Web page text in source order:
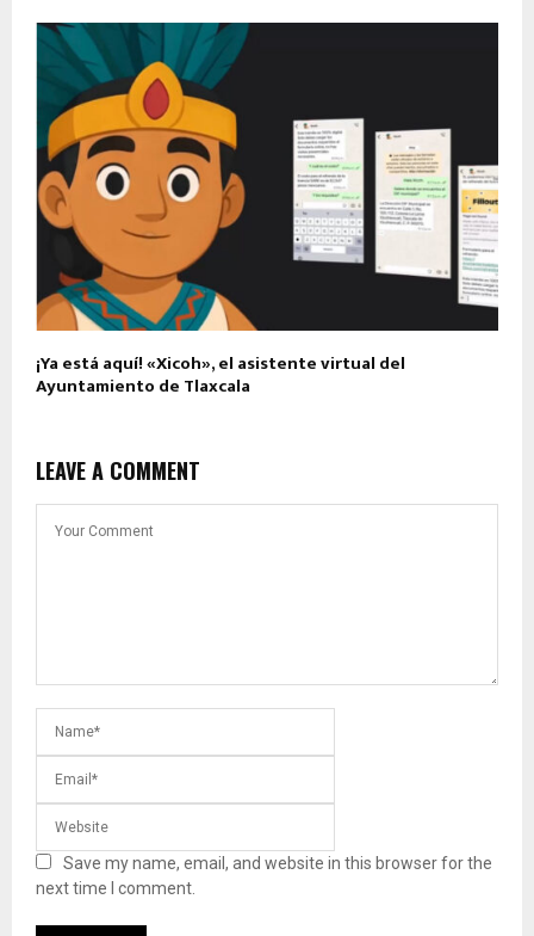
¡Ya está aquí! «Xicoh», el asistente virtual del
Ayuntamiento de Tlaxcala
LEAVE A COMMENT
Save my name, email, and website in this browser for the
next time I comment.